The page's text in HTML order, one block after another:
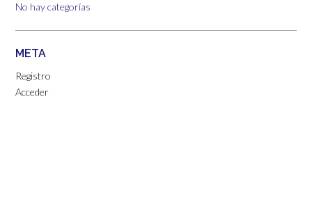
No hay categorías
META
Registro
Acceder